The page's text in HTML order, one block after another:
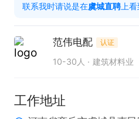
1. 持有驾驶证，能够熟练驾
2. 具备高度的责任心，服从
3. 工作认真负责，对销售
联系我时请说是在虞城直聘 上
范伟电配 认证
10-30人 建筑材料业
工作地址